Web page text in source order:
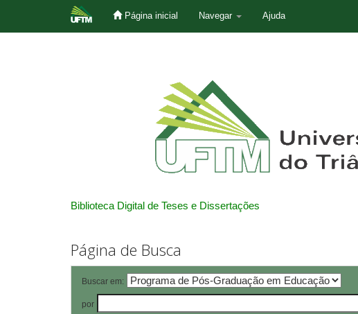
Página inicial Navegar Ajuda
Biblioteca Digital de Teses e Dissertações
Página de Busca
Buscar em:
por